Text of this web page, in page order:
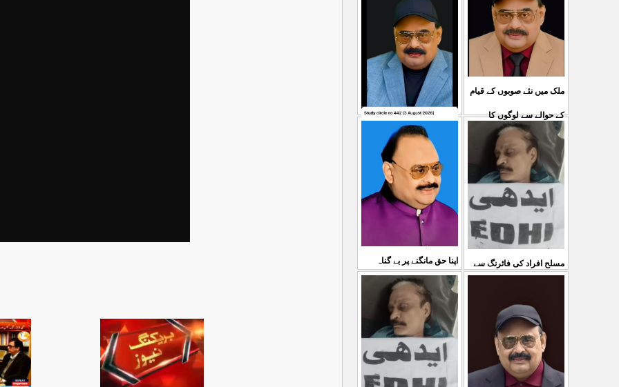
کشمیرکا کونہ کونہ لہو
لہو ہے لیکن حکومت کواس
کی کوئی پرواہ نہیں ہے
04 Aug 2026
ملک میں نئے صوبوں کے قیام
کے حوالے سے لوگوں کا
مطالبہ بالکل درست ہے۔ ا
03 Aug 2026
اپنا حق مانگنے پر بے گناہ
کشمیریوں کو گولیاں مارکر
شہ رگ کوکاٹ دیا گی
31 Jul 2026
مسلح افراد کی فائرنگ سے
سمیع الدین رحمانی ک